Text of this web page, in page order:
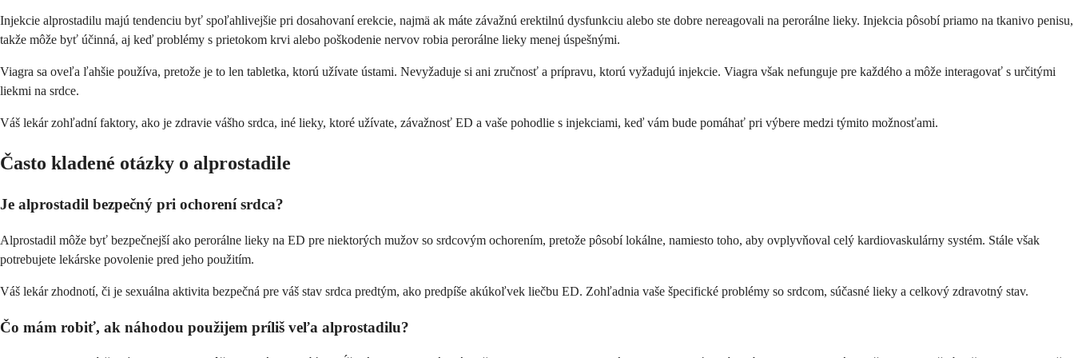
Injekcie alprostadilu majú tendenciu byť spoľahlivejšie pri dosahovaní erekcie, najmä ak máte závažnú erektilnú dysfunkciu alebo ste dobre nereagovali na perorálne lieky. Injekcia pôsobí priamo na tkanivo penisu,
takže môže byť účinná, aj keď problémy s prietokom krvi alebo poškodenie nervov robia perorálne lieky menej úspešnými.
Viagra sa oveľa ľahšie používa, pretože je to len tabletka, ktorú užívate ústami. Nevyžaduje si ani zručnosť a prípravu, ktorú vyžadujú injekcie. Viagra však nefunguje pre každého a môže interagovať s určitými
liekmi na srdce.
Váš lekár zohľadní faktory, ako je zdravie vášho srdca, iné lieky, ktoré užívate, závažnosť ED a vaše pohodlie s injekciami, keď vám bude pomáhať pri výbere medzi týmito možnosťami.
Často kladené otázky o alprostadile
Je alprostadil bezpečný pri ochorení srdca?
Alprostadil môže byť bezpečnejší ako perorálne lieky na ED pre niektorých mužov so srdcovým ochorením, pretože pôsobí lokálne, namiesto toho, aby ovplyvňoval celý kardiovaskulárny systém. Stále však
potrebujete lekárske povolenie pred jeho použitím.
Váš lekár zhodnotí, či je sexuálna aktivita bezpečná pre váš stav srdca predtým, ako predpíše akúkoľvek liečbu ED. Zohľadnia vaše špecifické problémy so srdcom, súčasné lieky a celkový zdravotný stav.
Čo mám robiť, ak náhodou použijem príliš veľa alprostadilu?